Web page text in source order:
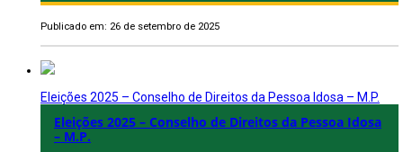
Publicado em: 26 de setembro de 2025
Eleições 2025 – Conselho de Direitos da Pessoa Idosa – M.P.
Eleições 2025 – Conselho de Direitos da Pessoa Idosa
– M.P.